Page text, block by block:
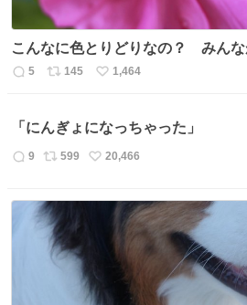
こんなに色とりどりなの？ みん
返
数
5
リ
ス
ト
数
145
い
ね
数
1,464
「にんぎょになっちゃった」
返
数
9
リ
ス
ト
数
599
い
ね
20,466